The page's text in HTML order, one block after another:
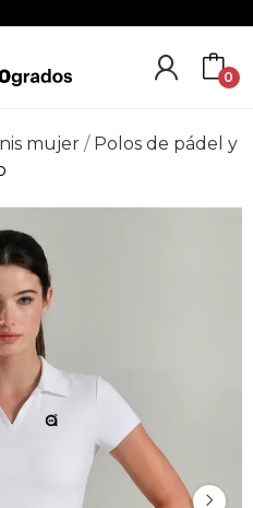
0
mujer
Polos de pádel y